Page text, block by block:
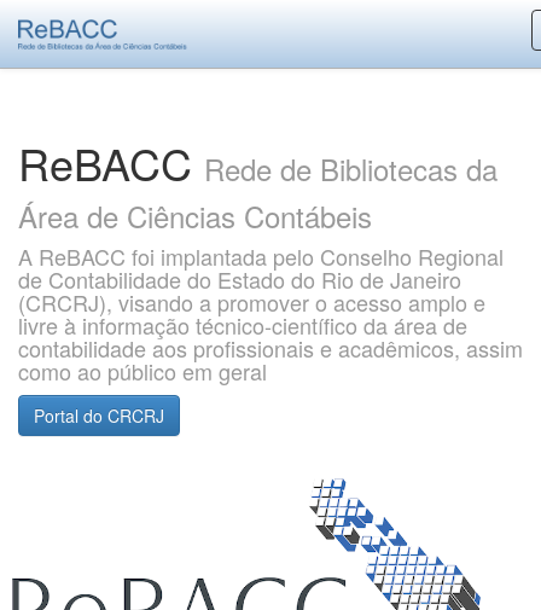
ReBACC Rede de Bibliotecas da
Área de Ciências Contábeis
A ReBACC foi implantada pelo Conselho Regional
de Contabilidade do Estado do Rio de Janeiro
(CRCRJ), visando a promover o acesso amplo e
livre à informação técnico-científico da área de
contabilidade aos profissionais e acadêmicos, assim
como ao público em geral
Portal do CRCRJ